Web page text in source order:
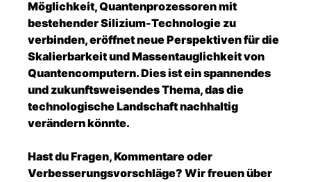
Möglichkeit, Quantenprozessoren mit
bestehender Silizium-Technologie zu
verbinden, eröffnet neue Perspektiven für die
Skalierbarkeit und Massentauglichkeit von
Quantencomputern. Dies ist ein spannendes
und zukunftsweisendes Thema, das die
technologische Landschaft nachhaltig
verändern könnte.
Hast du Fragen, Kommentare oder
Verbesserungsvorschläge? Wir freuen über